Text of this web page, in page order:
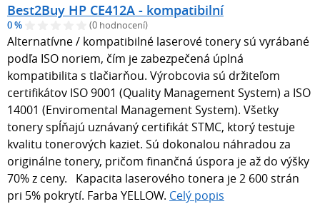
Best2Buy HP CE412A - kompatibilní
0 % (0 hodnocení)
Alternatívne / kompatibilné laserové tonery sú vyrábané
podľa ISO noriem, čím je zabezpečená úplná
kompatibilita s tlačiarňou. Výrobcovia sú držiteľom
certifikátov ISO 9001 (Quality Management System) a ISO
14001 (Enviromental Management System). Všetky
tonery spĺňajú uznávaný certifikát STMC, ktorý testuje
kvalitu tonerových kaziet. Sú dokonalou náhradou za
originálne tonery, pričom finančná úspora je až do výšky
70% z ceny. Kapacita laserového tonera je 2 600 strán
pri 5% pokrytí. Farba YELLOW. Celý popis